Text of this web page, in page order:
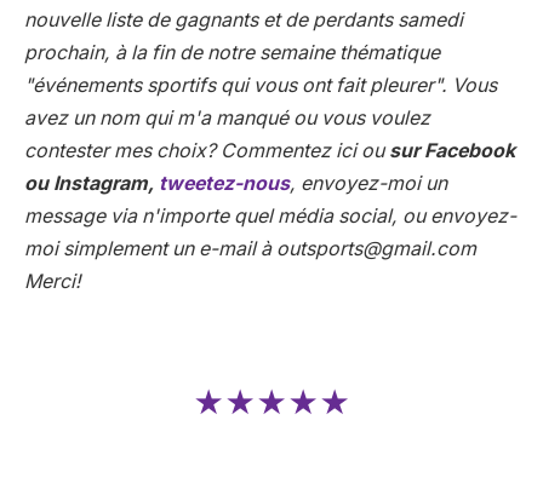
nouvelle liste de gagnants et de perdants samedi
prochain, à la fin de notre semaine thématique
"événements sportifs qui vous ont fait pleurer". Vous
avez un nom qui m'a manqué ou vous voulez
contester mes choix? Commentez ici ousur Facebook
ou Instagram, tweetez-nous, envoyez-moi un
message via n'importe quel média social, ou envoyez-
moi simplement un e-mail à outsports@gmail.com
Merci!
★★★★★